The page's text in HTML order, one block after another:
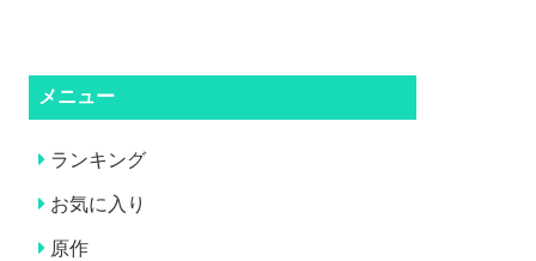
メニュー
ランキング
お気に入り
原作